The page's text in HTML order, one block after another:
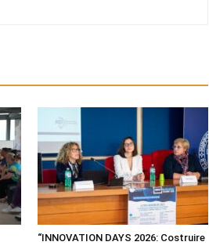
“INNOVATION DAYS 2026: Costruire